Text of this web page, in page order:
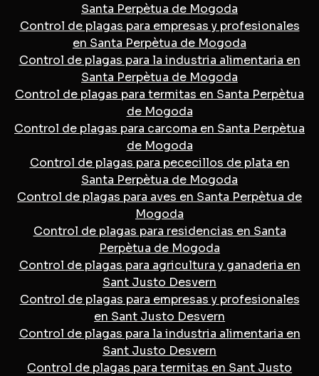
Santa Perpètua de Mogoda
Control de plagas para empresas y profesionales
en Santa Perpètua de Mogoda
Control de plagas para la industria alimentaria en
Santa Perpètua de Mogoda
Control de plagas para termitas en Santa Perpètua
de Mogoda
Control de plagas para carcoma en Santa Perpètua
de Mogoda
Control de plagas para pececillos de plata en
Santa Perpètua de Mogoda
Control de plagas para aves en Santa Perpètua de
Mogoda
Control de plagas para residencias en Santa
Perpètua de Mogoda
Control de plagas para agricultura y ganaderia en
Sant Justo Desvern
Control de plagas para empresas y profesionales
en Sant Justo Desvern
Control de plagas para la industria alimentaria en
Sant Justo Desvern
Control de plagas para termitas en Sant Justo